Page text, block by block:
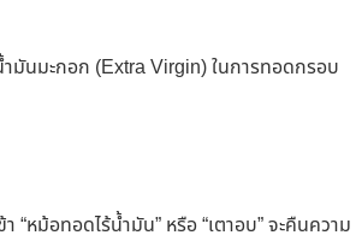
มันมะกอก (Extra Virgin) ในการทอดกรอบ
“หม้อทอดไร้น้ำมัน” หรือ “เตาอบ” จะคืนความ